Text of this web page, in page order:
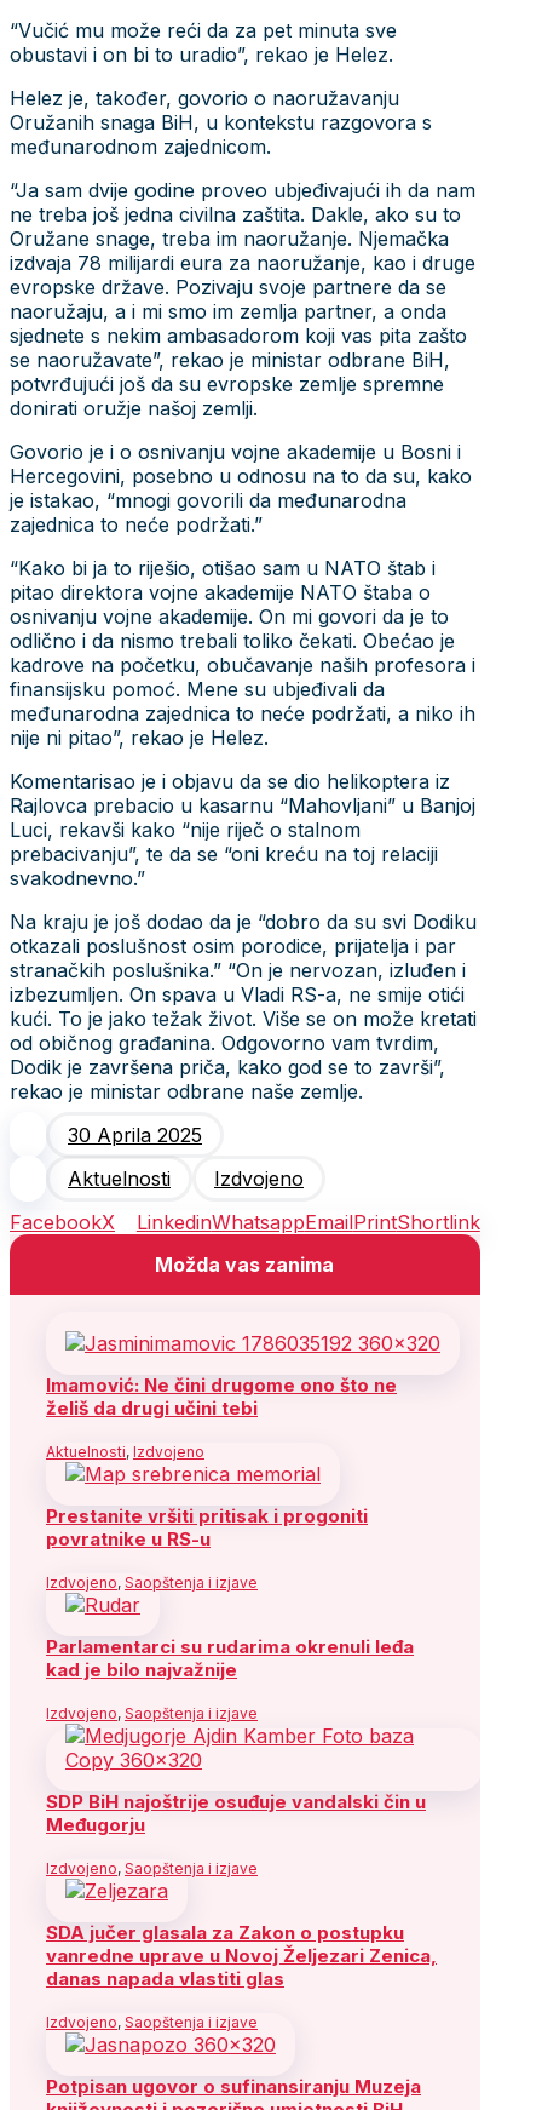
“Vučić mu može reći da za pet minuta sve
obustavi i on bi to uradio”, rekao je Helez.
Helez je, također, govorio o naoružavanju
Oružanih snaga BiH, u kontekstu razgovora s
međunarodnom zajednicom.
“Ja sam dvije godine proveo ubjeđivajući ih da nam
ne treba još jedna civilna zaštita. Dakle, ako su to
Oružane snage, treba im naoružanje. Njemačka
izdvaja 78 milijardi eura za naoružanje, kao i druge
evropske države. Pozivaju svoje partnere da se
naoružaju, a i mi smo im zemlja partner, a onda
sjednete s nekim ambasadorom koji vas pita zašto
se naoružavate”, rekao je ministar odbrane BiH,
potvrđujući još da su evropske zemlje spremne
donirati oružje našoj zemlji.
Govorio je i o osnivanju vojne akademije u Bosni i
Hercegovini, posebno u odnosu na to da su, kako
je istakao, “mnogi govorili da međunarodna
zajednica to neće podržati.”
“Kako bi ja to riješio, otišao sam u NATO štab i
pitao direktora vojne akademije NATO štaba o
osnivanju vojne akademije. On mi govori da je to
odlično i da nismo trebali toliko čekati. Obećao je
kadrove na početku, obučavanje naših profesora i
finansijsku pomoć. Mene su ubjeđivali da
međunarodna zajednica to neće podržati, a niko ih
nije ni pitao”, rekao je Helez.
Komentarisao je i objavu da se dio helikoptera iz
Rajlovca prebacio u kasarnu “Mahovljani” u Banjoj
Luci, rekavši kako “nije riječ o stalnom
prebacivanju”, te da se “oni kreću na toj relaciji
svakodnevno.”
Na kraju je još dodao da je “dobro da su svi Dodiku
otkazali poslušnost osim porodice, prijatelja i par
stranačkih poslušnika.” “On je nervozan, izluđen i
izbezumljen. On spava u Vladi RS-a, ne smije otići
kući. To je jako težak život. Više se on može kretati
od običnog građanina. Odgovorno vam tvrdim,
Dodik je završena priča, kako god se to završi”,
rekao je ministar odbrane naše zemlje.
30 Aprila 2025
Aktuelnosti
Izdvojeno
FacebookX LinkedinWhatsappEmailPrintShortlink
Možda vas zanima
Imamović: Ne čini drugome ono što ne
želiš da drugi učini tebi
Aktuelnosti, Izdvojeno
Prestanite vršiti pritisak i progoniti
povratnike u RS-u
Izdvojeno, Saopštenja i izjave
Parlamentarci su rudarima okrenuli leđa
kad je bilo najvažnije
Izdvojeno, Saopštenja i izjave
SDP BiH najoštrije osuđuje vandalski čin u
Međugorju
Izdvojeno, Saopštenja i izjave
SDA jučer glasala za Zakon o postupku
vanredne uprave u Novoj Željezari Zenica,
danas napada vlastiti glas
Izdvojeno, Saopštenja i izjave
Potpisan ugovor o sufinansiranju Muzeja